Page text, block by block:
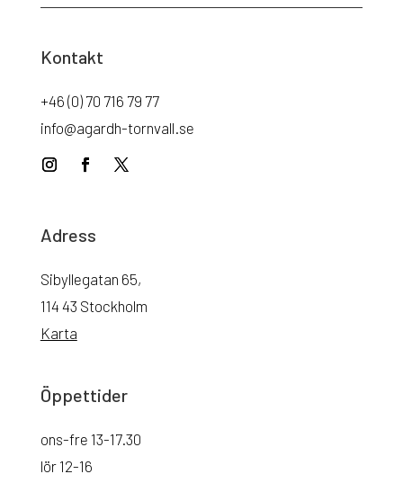
Kontakt
+46 (0) 70 716 79 77
info@agardh-tornvall.se
Adress
Sibyllegatan 65,
114 43 Stockholm
Karta
Öppettider
ons-fre 13-17.30
lör 12-16